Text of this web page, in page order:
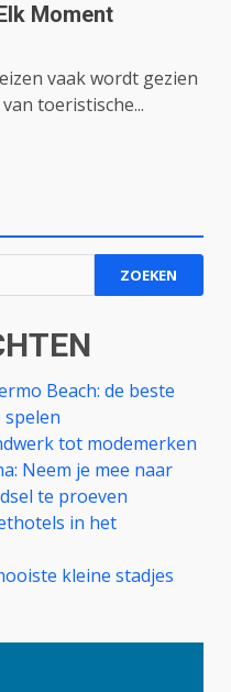
Moment
vaak wordt gezien
toeristische...
Beach: de beste
tot modemerken
Neem je mee naar
te proeven
in het
kleine stadjes